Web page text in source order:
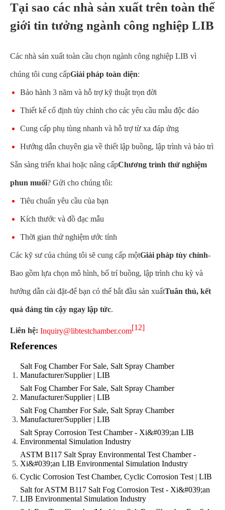
Tại sao các nhà sản xuất trên toàn thế
giới tin tưởng ngành công nghiệp LIB
Các nhà sản xuất toàn cầu chọn ngành công nghiệp LIB vì
chúng tôi cung cấpGiải pháp toàn diện:
Bảo hành 3 năm và hỗ trợ kỹ thuật trọn đời
Thiết kế cố định tùy chỉnh cho các yêu cầu mẫu độc đáo
Cung cấp phụ tùng nhanh và hỗ trợ từ xa đáp ứng
Hướng dẫn chuyên gia về thiết lập buồng, lập trình và bảo trì
Sẵn sàng triển khai hoặc nâng cấpChương trình thử nghiệm
phun muối? Gửi cho chúng tôi:
Tiêu chuẩn yêu cầu của bạn
Kích thước và đồ đạc mẫu
Thời gian thử nghiệm ước tính
Các kỹ sư của chúng tôi sẽ cung cấp mộtGiải pháp tùy chỉnh-
Bao gồm lựa chọn mô hình, bố trí buồng, lập trình chu kỳ và
hướng dẫn cài đặt-để bạn có thể bắt đầu sản xuấtTuân thủ, kết
quả đáng tin cậy ngay lập tức.
Liên hệ: Inquiry@libtestchamber.com[12]
References
Salt Fog Chamber For Sale, Salt Spray Chamber
Manufacturer/Supplier | LIB
Salt Fog Chamber For Sale, Salt Spray Chamber
Manufacturer/Supplier | LIB
Salt Fog Chamber For Sale, Salt Spray Chamber
Manufacturer/Supplier | LIB
Salt Spray Corrosion Test Chamber - Xi&#039;an LIB
Environmental Simulation Industry
ASTM B117 Salt Spray Environmental Test Chamber -
Xi&#039;an LIB Environmental Simulation Industry
Cyclic Corrosion Test Chamber, Cyclic Corrosion Test | LIB
Salt for ASTM B117 Salt Fog Corrosion Test - Xi&#039;an
LIB Environmental Simulation Industry